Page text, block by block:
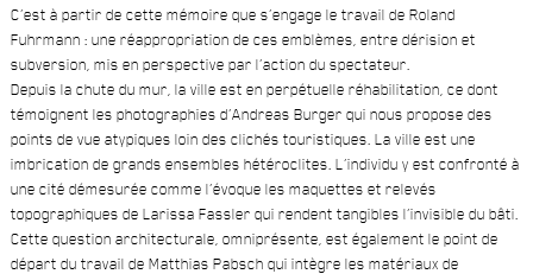
C’est à partir de cette mémoire que s’engage le travail de Roland
Fuhrmann : une réappropriation de ces emblèmes, entre dérision et
subversion, mis en perspective par l’action du spectateur.
Depuis la chute du mur, la ville est en perpétuelle réhabilitation, ce dont
témoignent les photographies d’Andreas Burger qui nous propose des
points de vue atypiques loin des clichés touristiques. La ville est une
imbrication de grands ensembles hétéroclites. L’individu y est confronté à
une cité démesurée comme l’évoque les maquettes et relevés
topographiques de Larissa Fassler qui rendent tangibles l’invisible du bâti.
Cette question architecturale, omniprésente, est également le point de
départ du travail de Matthias Pabsch qui intègre les matériaux de